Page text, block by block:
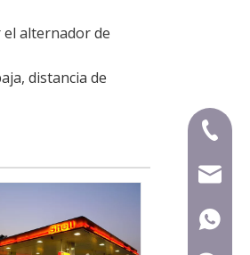
el alternador de
distancia de
+ 86-
+ 86-